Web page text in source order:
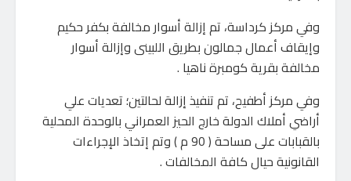
وفي مركز كرداسة، تم إزالة أسوار مخالفة بكفر حكيم
وإيقاف أعمال جمالون بطريق اللبينى وإزالة أسوار
مخالفة بقرية كومبرة ناهيا .
وفي مركز أطفيح، تم تنفيذ إزالة لحالتين؛ تعديات علي
أراضي أملاك الدولة خارج الحيز العمراني بالوحدة المحلية
بالقبابات على مساحة ( 90 م ) وتم إتخاذ الإجراءات
القانونية حيال كافة المخالفات .